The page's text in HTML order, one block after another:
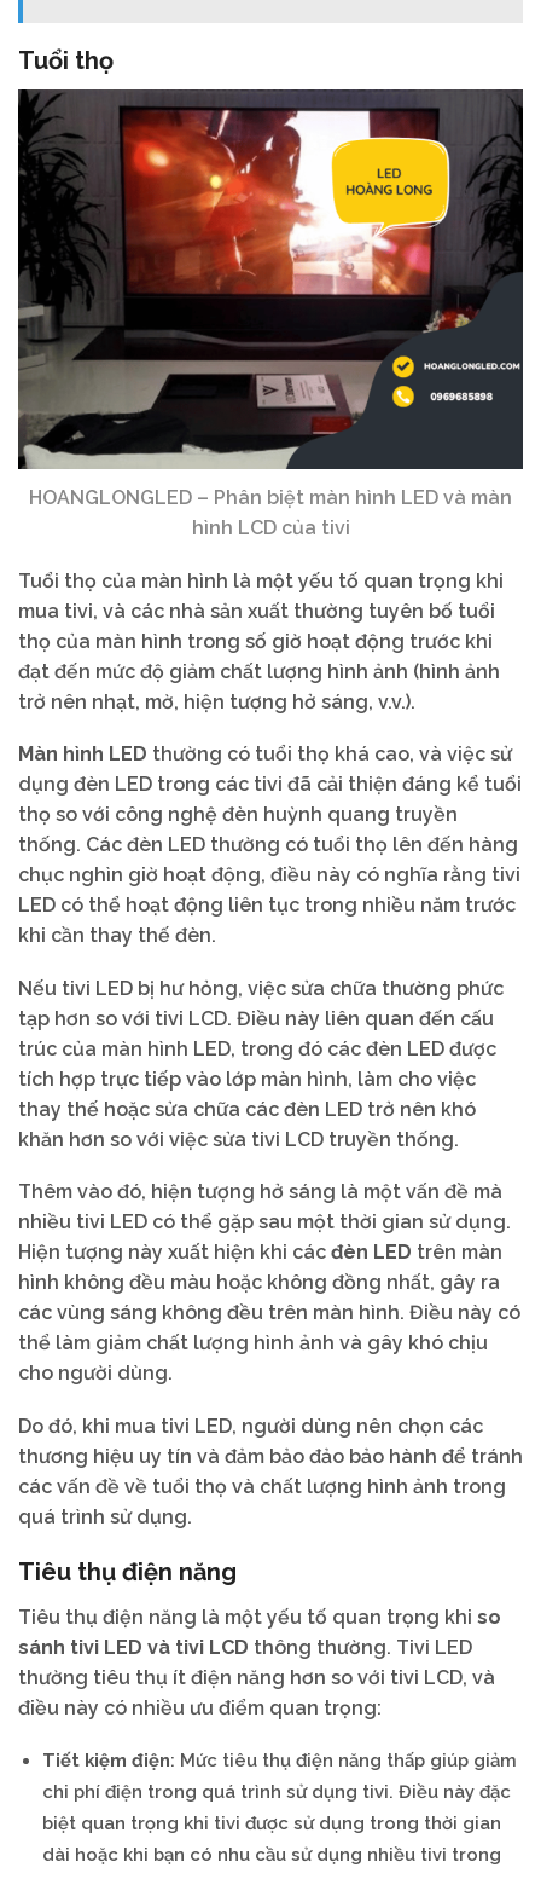
Tuổi thọ
HOANGLONGLED – Phân biệt màn hình LED và màn
hình LCD của tivi
Tuổi thọ của màn hình là một yếu tố quan trọng khi
mua tivi, và các nhà sản xuất thường tuyên bố tuổi
thọ của màn hình trong số giờ hoạt động trước khi
đạt đến mức độ giảm chất lượng hình ảnh (hình ảnh
trở nên nhạt, mờ, hiện tượng hở sáng, v.v.).
Màn hình LED thường có tuổi thọ khá cao, và việc sử
dụng đèn LED trong các tivi đã cải thiện đáng kể tuổi
thọ so với công nghệ đèn huỳnh quang truyền
thống. Các đèn LED thường có tuổi thọ lên đến hàng
chục nghìn giờ hoạt động, điều này có nghĩa rằng tivi
LED có thể hoạt động liên tục trong nhiều năm trước
khi cần thay thế đèn.
Nếu tivi LED bị hư hỏng, việc sửa chữa thường phức
tạp hơn so với tivi LCD. Điều này liên quan đến cấu
trúc của màn hình LED, trong đó các đèn LED được
tích hợp trực tiếp vào lớp màn hình, làm cho việc
thay thế hoặc sửa chữa các đèn LED trở nên khó
khăn hơn so với việc sửa tivi LCD truyền thống.
Thêm vào đó, hiện tượng hở sáng là một vấn đề mà
nhiều tivi LED có thể gặp sau một thời gian sử dụng.
Hiện tượng này xuất hiện khi các đèn LED trên màn
hình không đều màu hoặc không đồng nhất, gây ra
các vùng sáng không đều trên màn hình. Điều này có
thể làm giảm chất lượng hình ảnh và gây khó chịu
cho người dùng.
Do đó, khi mua tivi LED, người dùng nên chọn các
thương hiệu uy tín và đảm bảo đảo bảo hành để tránh
các vấn đề về tuổi thọ và chất lượng hình ảnh trong
quá trình sử dụng.
Tiêu thụ điện năng
Tiêu thụ điện năng là một yếu tố quan trọng khi so
sánh tivi LED và tivi LCD thông thường. Tivi LED
thường tiêu thụ ít điện năng hơn so với tivi LCD, và
điều này có nhiều ưu điểm quan trọng:
Tiết kiệm điện: Mức tiêu thụ điện năng thấp giúp giảm
chi phí điện trong quá trình sử dụng tivi. Điều này đặc
biệt quan trọng khi tivi được sử dụng trong thời gian
dài hoặc khi bạn có nhu cầu sử dụng nhiều tivi trong